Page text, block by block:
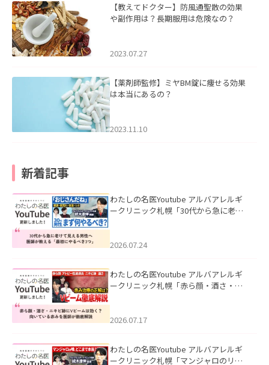
【教えてドクター】防風通聖散の効果
や副作用は？長期服用は危険なの？
2023.07.27
【薬剤師監修】ミヤBM錠に痩せる効果
は本当にあるの？
2023.11.10
新着記事
わたしの名医Youtube アルバアレルギ
ークリニック札幌「30代から急に老け
た。
2026.07.24
わたしの名医Youtube アルバアレルギ
ークリニック札幌「赤ら顔・酒さ・ニ
した。
2026.07.17
わたしの名医Youtube アルバアレルギ
ークリニック札幌「マンジャロのリア